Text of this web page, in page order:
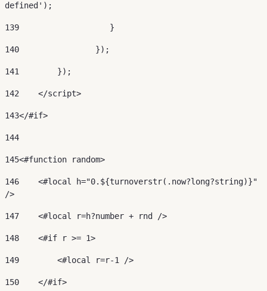
defined');
139
                   }
140
                });
141
        });
142
    </script>
143</#if>
144
145<#function random>
146
    <#local h="0.${turnoverstr(.now?long?string)}"
/>
147
    <#local r=h?number + rnd />
148
    <#if r >= 1>
149
        <#local r=r-1 />
150
    </#if>